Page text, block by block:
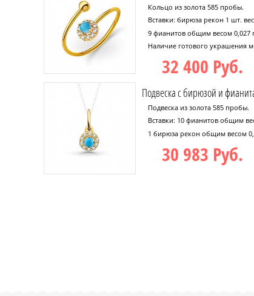
Кольцо из золота 585 пробы.
Вставки: бирюза рекон 1 шт.
9 фианитов общим весом 0,027
Наличие готового украшения
32 400 Руб.
Подвеска с бирюзой и
Подвеска из золота 585 пробы.
Вставки: 10 фианитов общим
1 бирюза рекон общим весом
30 983 Руб.